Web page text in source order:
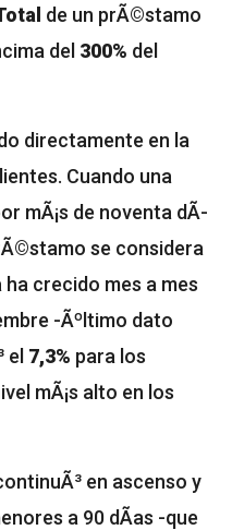
de un prÃ©stamo
del 300% del
directamente en la
Cuando una
mÃ¡s de noventa dÃ­
se considera
ha crecido mes a mes
-Ãºltimo dato
7,3% para los
mÃ¡s alto en los
en ascenso y
a 90 dÃ­as -que